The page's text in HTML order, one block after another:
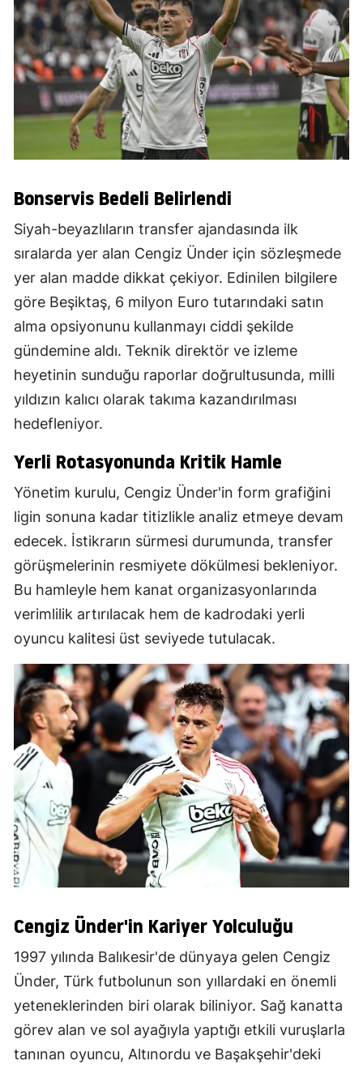
Bonservis Bedeli Belirlendi
Siyah-beyazlıların transfer ajandasında ilk
sıralarda yer alan Cengiz Ünder için sözleşmede
yer alan madde dikkat çekiyor. Edinilen bilgilere
göre Beşiktaş, 6 milyon Euro tutarındaki satın
alma opsiyonunu kullanmayı ciddi şekilde
gündemine aldı. Teknik direktör ve izleme
heyetinin sunduğu raporlar doğrultusunda, milli
yıldızın kalıcı olarak takıma kazandırılması
hedefleniyor.
Yerli Rotasyonunda Kritik Hamle
Yönetim kurulu, Cengiz Ünder'in form grafiğini
ligin sonuna kadar titizlikle analiz etmeye devam
edecek. İstikrarın sürmesi durumunda, transfer
görüşmelerinin resmiyete dökülmesi bekleniyor.
Bu hamleyle hem kanat organizasyonlarında
verimlilik artırılacak hem de kadrodaki yerli
oyuncu kalitesi üst seviyede tutulacak.
Cengiz Ünder'in Kariyer Yolculuğu
1997 yılında Balıkesir'de dünyaya gelen Cengiz
Ünder, Türk futbolunun son yıllardaki en önemli
yeteneklerinden biri olarak biliniyor. Sağ kanatta
görev alan ve sol ayağıyla yaptığı etkili vuruşlarla
tanınan oyuncu, Altınordu ve Başakşehir'deki